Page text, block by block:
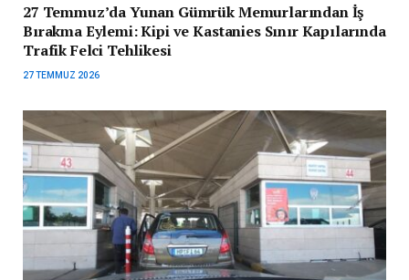
27 Temmuz’da Yunan Gümrük Memurlarından İş
Bırakma Eylemi: Kipi ve Kastanies Sınır Kapılarında
Trafik Felci Tehlikesi
27 TEMMUZ 2026